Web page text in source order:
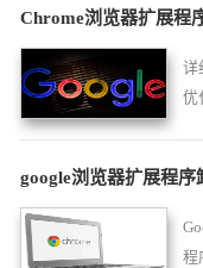
Chrome浏览器扩展程
详
优
google浏览器扩展程序
程